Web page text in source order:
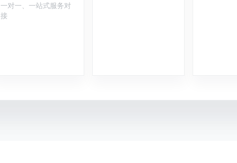
一对一、一站式服务对
接